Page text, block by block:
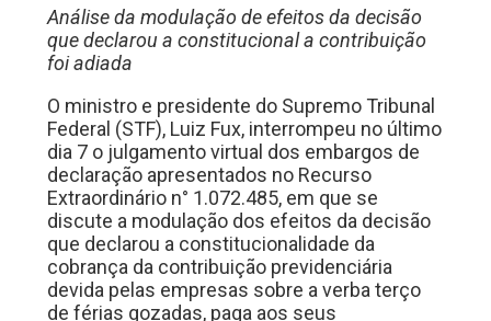
Análise da modulação de efeitos da decisão
que declarou a constitucional a contribuição
foi adiada
O ministro e presidente do Supremo Tribunal
Federal (STF), Luiz Fux, interrompeu no último
dia 7 o julgamento virtual dos embargos de
declaração apresentados no Recurso
Extraordinário n° 1.072.485, em que se
discute a modulação dos efeitos da decisão
que declarou a constitucionalidade da
cobrança da contribuição previdenciária
devida pelas empresas sobre a verba terço
de férias gozadas, paga aos seus